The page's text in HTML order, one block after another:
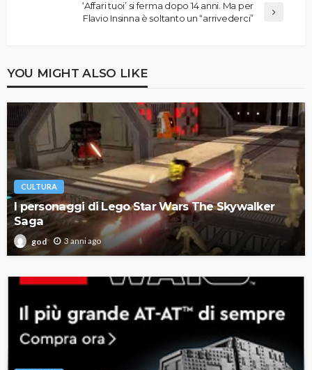
‘Affari tuoi’ si ferma dopo 14 anni. Ma per
Flavio Insinna è soltanto un “arrivederci”
YOU MIGHT ALSO LIKE
CULTURA
I personaggi di Lego Star Wars The Skywalker
Saga
god 3 anni ago